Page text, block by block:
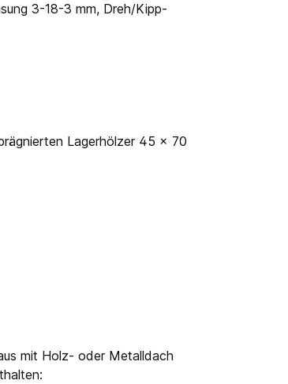
3-18-3 mm, Dreh/Kipp-
Lagerhölzer 45 x 70
mit Holz- oder Metalldach